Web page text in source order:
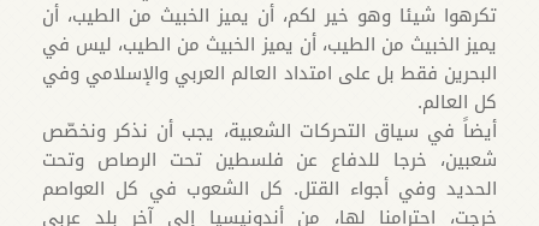
تكرهوا شيئا وهو خير لكم، أن يميز الخبيث من الطيب، أن
يميز الخبيث من الطيب، أن يميز الخبيث من الطيب، ليس في
البحرين فقط بل على امتداد العالم العربي والإسلامي وفي
كل العالم.
أيضاً في سياق التحركات الشعبية، يجب أن نذكر ونخصّص
شعبين، خرجا للدفاع عن فلسطين تحت الرصاص وتحت
الحديد وفي أجواء القتل. كل الشعوب في كل العواصم
خرجت، احترامنا لها، من أندونيسيا إلى آخر بلد عربي